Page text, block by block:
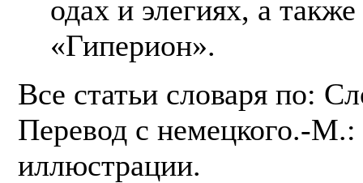
одах и элегиях, а
«Гиперион».
Все статьи словаря по:
Перевод с немецкого.-
иллюстрации.